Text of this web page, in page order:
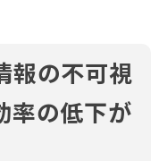
報の不可視
率の低下が